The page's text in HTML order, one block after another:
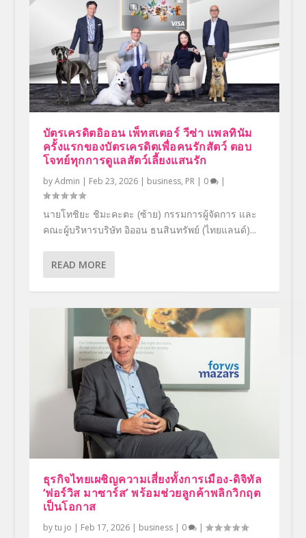
บัตรเครดิตอิออน เพ็ทสเตอร์ วีซ่า แพลทินัม
ครั้งแรกของบัตรเครดิตเพื่อคนรักสัตว์ ตอบ
โจทย์ทุกการดูแลสัตว์เลี้ยงแสนรัก
byAdmin | Feb 23, 2026| business, PR| 0 |
นายโทชิยะ ชิมะคะตะ (ซ้าย) กรรมการผู้จัดการ และ
คณะผู้บริหารบริษัท อิออน ธนสินทรัพย์ (ไทยแลนด์)...
READ MORE
ธุรกิจไทยเผชิญความเสี่ยงทั้งการเมือง-ดิจิทัล
‘ฟอร์วิส มาซาร์ส’ พร้อมช่วยลูกค้าพลิกวิกฤต
เป็นโอกาส
bytu jo | Feb 17, 2026| business| 0 |